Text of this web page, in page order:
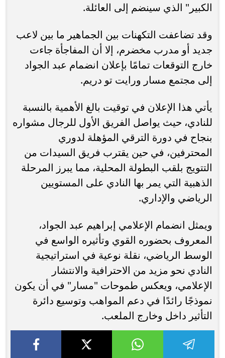
الكبير" الذي سينضم إلى العائلة.
وقد تضاعفت التكهنات بين الجماهير ما بين لاعب
جديد أو مدرب مخضرم، إلا أن المفاجأة جاءت
خارج التوقعات تمامًا بإعلان انضمام عبد الجواد
إلى مجتمع مسار ورايت تو دريم.
يأتي هذا الإعلان في توقيت بالغ الأهمية بالنسبة
للنادي، حيث يواصل الفريق الأول للرجال مشواره
بنجاح في دورة الترقي المؤهلة لدوري
المحترفين، في حين يقترب فريق السيدات من
التتويج بلقب البطولة المحلية، مما يبرز المرحلة
الذهبية التي يمر بها النادي على المستويين
الرياضي والإداري.
ويمثل انضمام الإعلامي إبراهيم عبد الجواد،
المعروف بحضوره القوي وتأثيره الواسع في
الوسط الرياضي، نقلة نوعية في استراتيجية
النادي نحو مزيد من الاحترافية والانتشار
الإعلامي، ويعكس طموحات "مسار" في أن يكون
نموذجًا رائدًا في دعم المواهب وتوسيع دائرة
التأثير داخل وخارج الملعب.